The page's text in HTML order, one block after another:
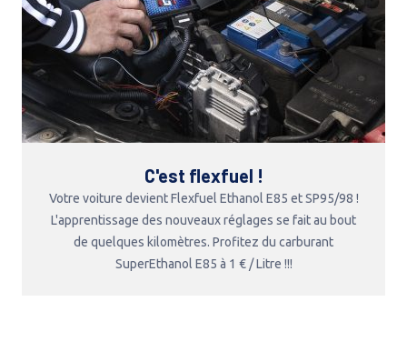
C'est flexfuel !
Votre voiture devient Flexfuel Ethanol E85 et SP95/98 !
L'apprentissage des nouveaux réglages se fait au bout
de quelques kilomètres. Profitez du carburant
SuperEthanol E85 à 1 € / Litre !!!